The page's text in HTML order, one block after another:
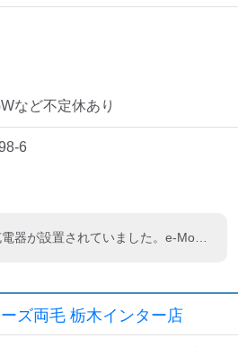
など不定休あり
6
ズ両毛 栃木インター店